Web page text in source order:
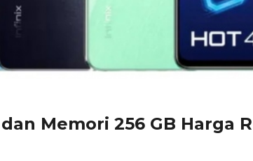
Memori 256 GB Harga